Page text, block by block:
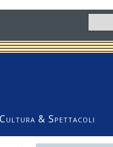
Cultura & Spettacoli